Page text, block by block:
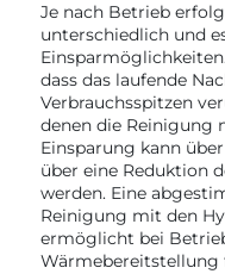
Je nach Betrieb
unterschiedlich und
dass das laufende
Verbrauchsspitzen
denen die Reinigung
Einsparung kann
über eine Reduktion
werden. Eine
Reinigung mit den
ermöglicht bei
Wärmebereitstellung